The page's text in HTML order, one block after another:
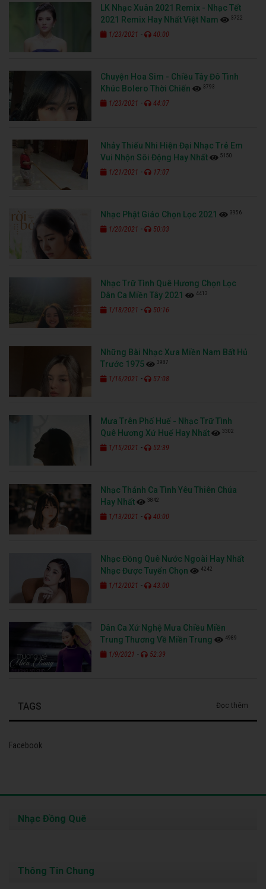
LK Nhạc Xuân 2021 Remix - Nhạc Tết
2021 Remix Hay Nhất Việt Nam
3722
1/23/2021 - 40:00
Chuyện Hoa Sim - Chiều Tây Đô Tình
Khúc Bolero Thời Chiến
3793
1/23/2021 - 44:07
Nhảy Thiếu Nhi Hiện Đại Nhạc Trẻ Em
Vui Nhộn Sôi Động Hay Nhất
5150
1/21/2021 - 17:07
Nhạc Phật Giáo Chọn Lọc 2021 3956
1/20/2021 - 50:03
Nhạc Trữ Tình Quê Hương Chọn Lọc
Dân Ca Miền Tây 2021
4413
1/18/2021 - 50:16
Những Bài Nhạc Xưa Miền Nam Bất Hủ
Trước 1975
3987
1/16/2021 - 57:08
Mưa Trên Phố Huế - Nhạc Trữ Tình
Quê Hương Xứ Huế Hay Nhất
3302
1/15/2021 - 52:39
Nhạc Thánh Ca Tình Yêu Thiên Chúa
Hay Nhất
3842
1/13/2021 - 40:00
Nhạc Đồng Quê Nước Ngoài Hay Nhất
Nhạc Được Tuyển Chọn
4242
1/12/2021 - 43:00
Dân Ca Xứ Nghệ Mưa Chiều Miền
Trung Thương Về Miền Trung
4989
1/9/2021 - 52:39
TAGS Đọc thêm
Facebook
Nhạc Đồng Quê
Thông Tin Chung